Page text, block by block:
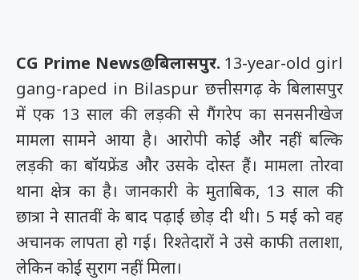
CG Prime News@बिलासपुर. 13-year-old girl
gang-raped in Bilaspur छत्तीसगढ़ के बिलासपुर
में एक 13 साल की लड़की से गैंगरेप का सनसनीखेज
मामला सामने आया है। आरोपी कोई और नहीं बल्कि
लड़की का बॉयफ्रेंड और उसके दोस्त हैं। मामला तोरवा
थाना क्षेत्र का है। जानकारी के मुताबिक, 13 साल की
छात्रा ने सातवीं के बाद पढ़ाई छोड़ दी थी। 5 मई को वह
अचानक लापता हो गई। रिश्तेदारों ने उसे काफी तलाशा,
लेकिन कोई सुराग नहीं मिला।